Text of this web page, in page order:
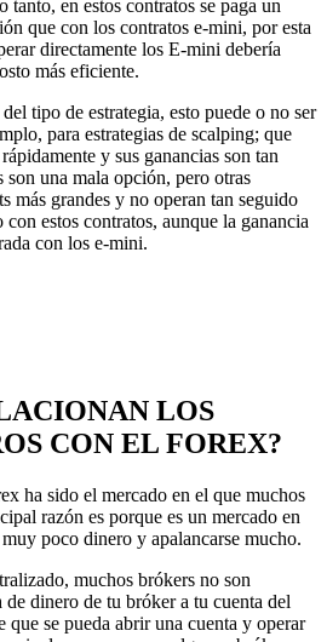
en estos contratos se paga un
que con los contratos e-mini, por esta
directamente los E-mini debería
más eficiente.
tipo de estrategia, esto puede o no ser
para estrategias de scalping; que
y sus ganancias son tan
una mala opción, pero otras
más grandes y no operan tan seguido
estos contratos, aunque la ganancia
con los e-mini.
LOS
CON EL FOREX?
ha sido el mercado en el que muchos
razón es porque es un mercado en
poco dinero y apalancarse mucho.
muchos brókers no son
dinero de tu bróker a tu cuenta del
se pueda abrir una cuenta y operar